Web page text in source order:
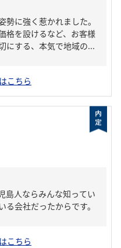
に強く惹かれました。
格を設けるなど、お客様
にする、本気で地域の...
こちら
島人ならみんな知ってい
会社だったからです。
こちら